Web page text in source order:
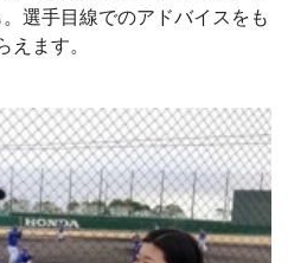
選手目線でのアドバイスをも
えます。